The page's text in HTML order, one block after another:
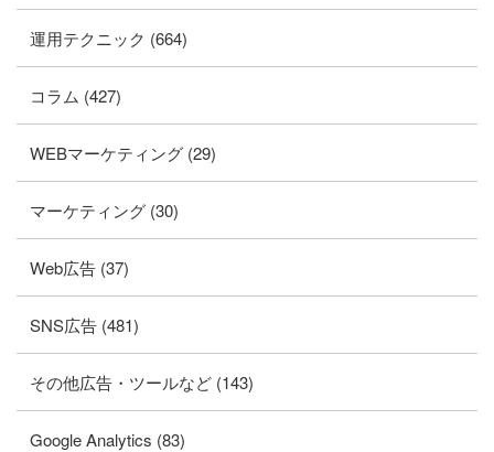
運用テクニック (664)
コラム (427)
WEBマーケティング (29)
マーケティング (30)
Web広告 (37)
SNS広告 (481)
その他広告・ツールなど (143)
Google Analytics (83)